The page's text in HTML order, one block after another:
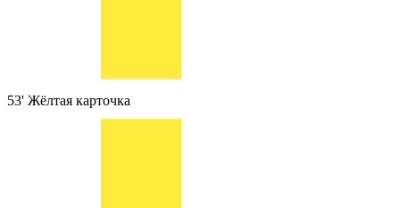
53' Жёлтая карточка